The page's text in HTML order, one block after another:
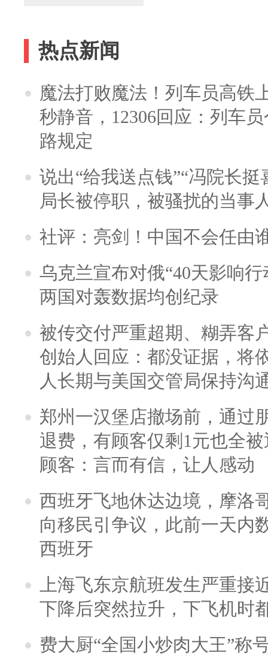
热点新闻
魔法打败魔法！列车员高铁
秒静音，12306回应：列车
路规定
说出“给我送点钱”“冯院长
局长被停职，被骚扰的当事
社评：亮剑！中国不会任由
乌克兰宣布对俄“40天影响
两国对轰数据均创纪录
被传交付严重超期、糊弄客
创始人回应：都没证据，将
人长期与美国交管局保持沟
郑州一汉堡店撤场前，通过
退费，有顾客仅剩1元也全
顾客：言而有信，让人感动
西班牙飞地休达边境，摩洛
向移民引争议，此前一天内
西班牙
上海飞东京航班发生严重接
下降后突然拉升，下飞机时
费大厨“全国小炒肉大王”称